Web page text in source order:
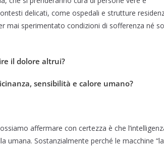
delicati, come ospedali e strutture
mai sperimentato condizioni di sofferenza né
il dolore altrui?
sensibilità e calore umano?
affermare con certezza è che
Sostanzialmente perché le macchine